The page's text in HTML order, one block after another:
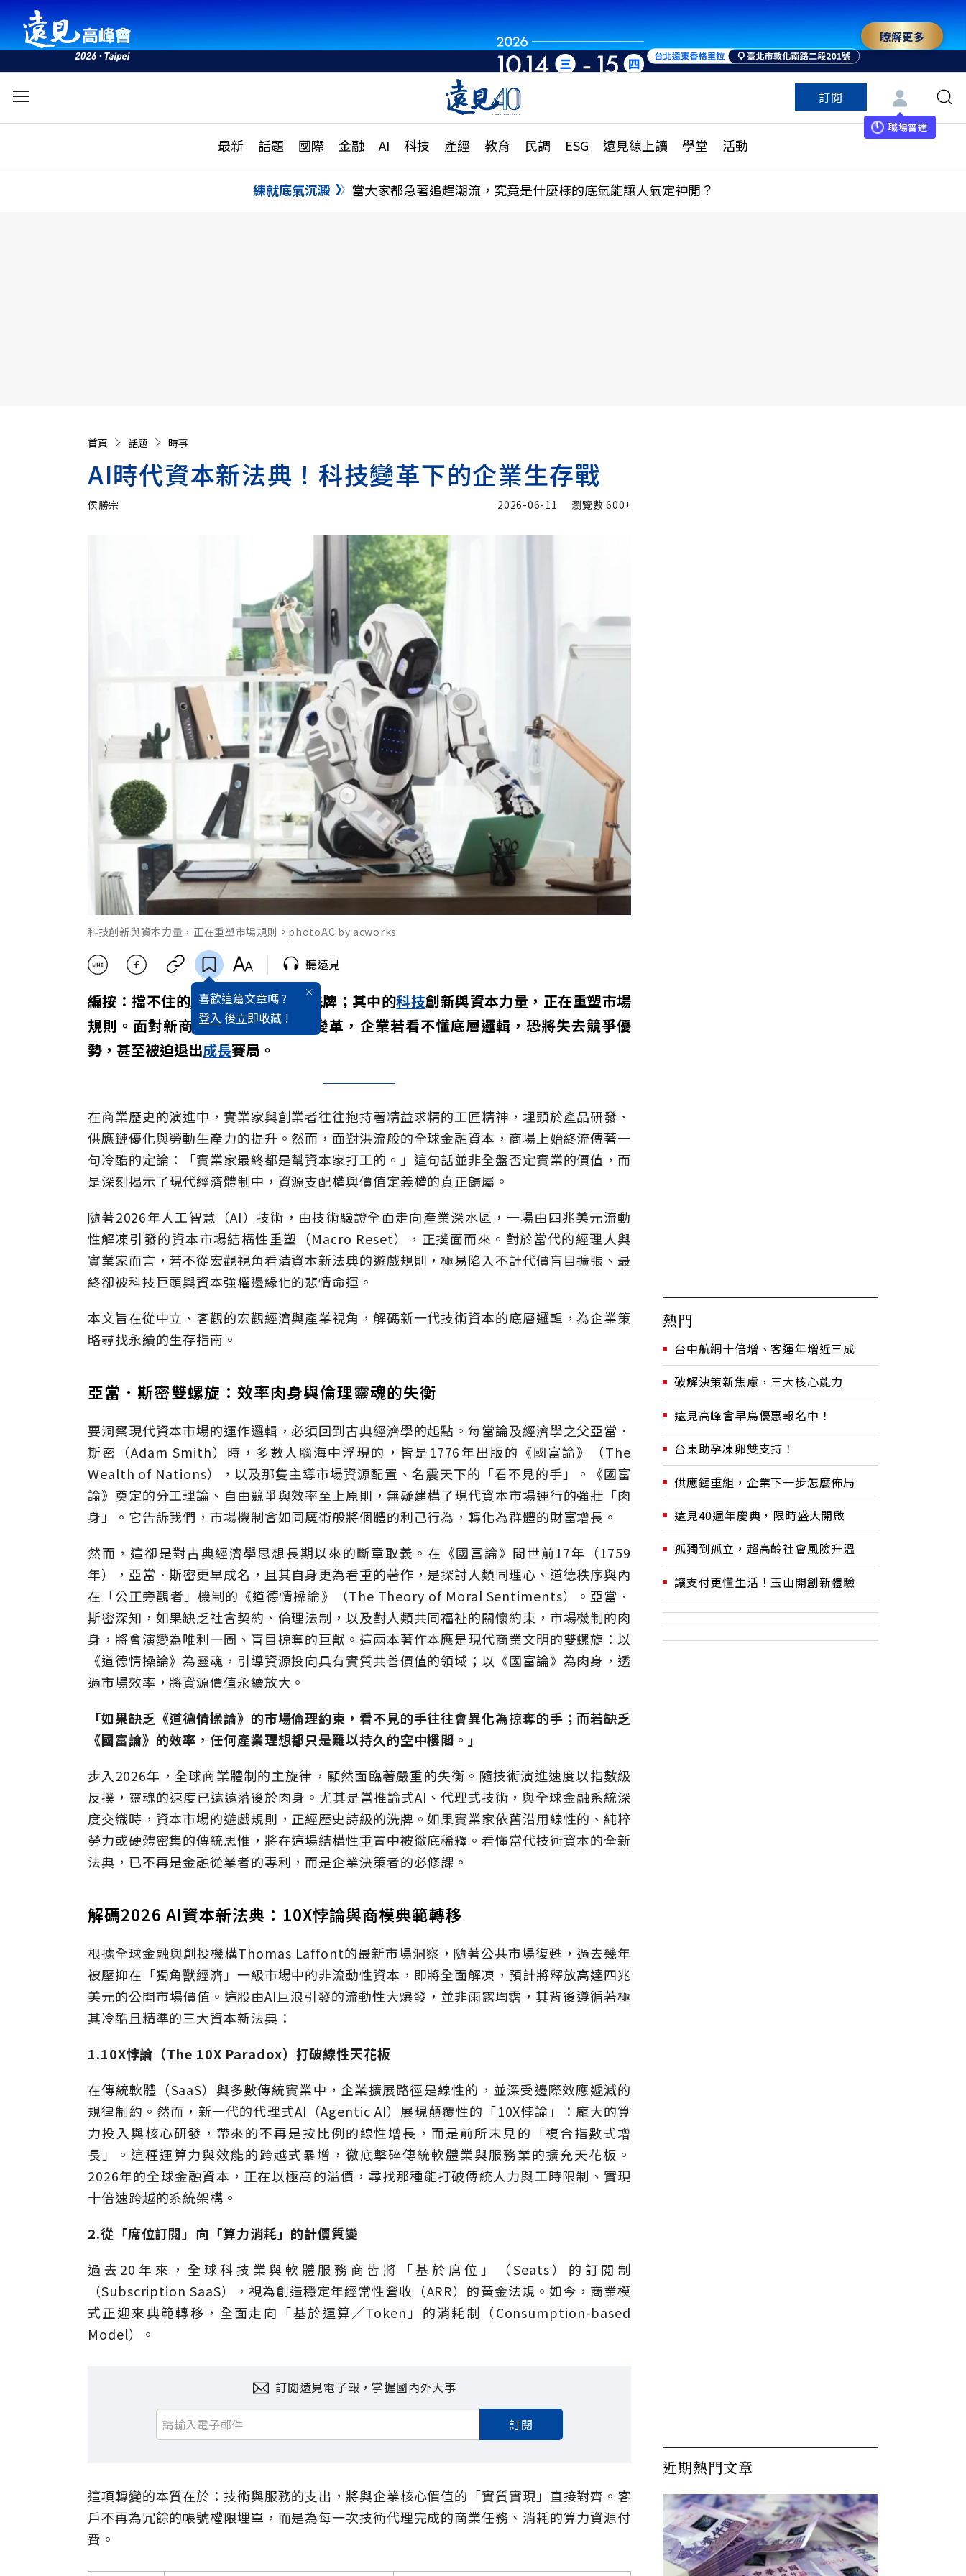
瞭解更多
訂閱
職場雷達
最新 話題 國際 金融 AI 科技 產經 教育 民調 ESG 遠見線上讀 學堂 活動
活動
話題
國際
特輯
大學升學、職涯攻略
縣市施政調查全解析
民調
更多訂閱方案
特色頻道
練就底氣沉澱 當大家都急著追趕潮流，究竟是什麼樣的底氣能讓人氣定神閒？
首頁 話題 時事
AI時代資本新法典！科技變革下的企業生存戰
侯勝宗 2026-06-11 瀏覽數600+
科技創新與資本力量，正在重塑市場規則。photoAC by acworks
喜歡這篇文章嗎 ?
登入 後立即收藏 !
聽遠見
編按：擋不住的AI浪潮，加速產業洗牌；其中的科技創新與資本力量，正在重塑市場
規則。面對新商業模式與資源配置變革，企業若看不懂底層邏輯，恐將失去競爭優
勢，甚至被迫退出成長賽局。
在商業歷史的演進中，實業家與創業者往往抱持著精益求精的工匠精神，埋頭於產品研發、
供應鏈優化與勞動生產力的提升。然而，面對洪流般的全球金融資本，商場上始終流傳著一
句冷酷的定論：「實業家最終都是幫資本家打工的。」這句話並非全盤否定實業的價值，而
是深刻揭示了現代經濟體制中，資源支配權與價值定義權的真正歸屬。
隨著2026年人工智慧（AI）技術，由技術驗證全面走向產業深水區，一場由四兆美元流動
性解凍引發的資本市場結構性重塑（Macro Reset），正撲面而來。對於當代的經理人與
實業家而言，若不從宏觀視角看清資本新法典的遊戲規則，極易陷入不計代價盲目擴張、最
終卻被科技巨頭與資本強權邊緣化的悲情命運。
本文旨在從中立、客觀的宏觀經濟與產業視角，解碼新一代技術資本的底層邏輯，為企業策
略尋找永續的生存指南。
亞當．斯密雙螺旋：效率肉身與倫理靈魂的失衡
要洞察現代資本市場的運作邏輯，必須回到古典經濟學的起點。每當論及經濟學之父亞當．
斯密（Adam Smith）時，多數人腦海中浮現的，皆是1776年出版的《國富論》（The
Wealth of Nations），以及那隻主導市場資源配置、名震天下的「看不見的手」。《國富
論》奠定的分工理論、自由競爭與效率至上原則，無疑建構了現代資本市場運行的強壯「肉
身」。它告訴我們，市場機制會如同魔術般將個體的利己行為，轉化為群體的財富增長。
然而，這卻是對古典經濟學思想長期以來的斷章取義。在《國富論》問世前17年（1759
年），亞當．斯密更早成名，且其自身更為看重的著作，是探討人類同理心、道德秩序與內
在「公正旁觀者」機制的《道德情操論》（The Theory of Moral Sentiments）。亞當．
斯密深知，如果缺乏社會契約、倫理法制，以及對人類共同福祉的關懷約束，市場機制的肉
身，將會演變為唯利一圖、盲目掠奪的巨獸。這兩本著作本應是現代商業文明的雙螺旋：以
《道德情操論》為靈魂，引導資源投向具有實質共善價值的領域；以《國富論》為肉身，透
過市場效率，將資源價值永續放大。
「如果缺乏《道德情操論》的市場倫理約束，看不見的手往往會異化為掠奪的手；而若缺乏
《國富論》的效率，任何產業理想都只是難以持久的空中樓閣。」
步入2026年，全球商業體制的主旋律，顯然面臨著嚴重的失衡。隨技術演進速度以指數級
反撲，靈魂的速度已遠遠落後於肉身。尤其是當推論式AI、代理式技術，與全球金融系統深
度交織時，資本市場的遊戲規則，正經歷史詩級的洗牌。如果實業家依舊沿用線性的、純粹
勞力或硬體密集的傳統思惟，將在這場結構性重置中被徹底稀釋。看懂當代技術資本的全新
法典，已不再是金融從業者的專利，而是企業決策者的必修課。
解碼2026 AI資本新法典：10X悖論與商模典範轉移
根據全球金融與創投機構Thomas Laffont的最新市場洞察，隨著公共市場復甦，過去幾年
被壓抑在「獨角獸經濟」一級市場中的非流動性資本，即將全面解凍，預計將釋放高達四兆
美元的公開市場價值。這股由AI巨浪引發的流動性大爆發，並非雨露均霑，其背後遵循著極
其冷酷且精準的三大資本新法典：
1.10X悖論（The 10X Paradox）打破線性天花板
在傳統軟體（SaaS）與多數傳統實業中，企業擴展路徑是線性的，並深受邊際效應遞減的
規律制約。然而，新一代的代理式AI（Agentic AI）展現顛覆性的「10X悖論」：龐大的算
力投入與核心研發，帶來的不再是按比例的線性增長，而是前所未見的「複合指數式增
長」。這種運算力與效能的跨越式暴增，徹底擊碎傳統軟體業與服務業的擴充天花板。
2026年的全球金融資本，正在以極高的溢價，尋找那種能打破傳統人力與工時限制、實現
十倍速跨越的系統架構。
2.從「席位訂閱」向「算力消耗」的計價質變
過去20年來，全球科技業與軟體服務商皆將「基於席位」（Seats）的訂閱制
（Subscription SaaS），視為創造穩定年經常性營收（ARR）的黃金法規。如今，商業模
式正迎來典範轉移，全面走向「基於運算∕Token」的消耗制（Consumption-based
Model）。
訂閱遠見電子報，掌握國內外大事
訂閱
這項轉變的本質在於：技術與服務的支出，將與企業核心價值的「實質實現」直接對齊。客
戶不再為冗餘的帳號權限埋單，而是為每一次技術代理完成的商業任務、消耗的算力資源付
費。
熱門
台中航網十倍增、客運年增近三成
破解決策新焦慮，三大核心能力
遠見高峰會早鳥優惠報名中！
台東助孕凍卵雙支持！
供應鏈重組，企業下一步怎麼佈局
遠見40週年慶典，限時盛大開啟
孤獨到孤立，超高齡社會風險升溫
讓支付更懂生活！玉山開創新體驗
近期熱門文章